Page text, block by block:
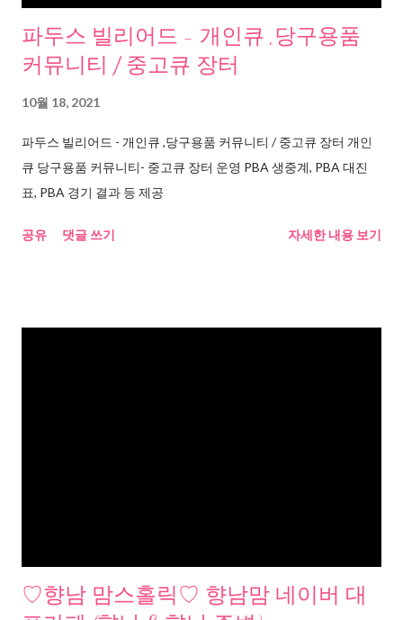
파두스 빌리어드 - 개인큐 ,당구용품
커뮤니티 / 중고큐 장터
10월 18, 2021
파두스 빌리어드 - 개인큐 ,당구용품 커뮤니티 / 중고큐 장터 개인
큐 당구용품 커뮤니티- 중고큐 장터 운영 PBA 생중계, PBA 대진
표, PBA 경기 결과 등 제공
공유 댓글 쓰기 자세한 내용 보기
♡향남 맘스홀릭♡ 향남맘 네이버 대